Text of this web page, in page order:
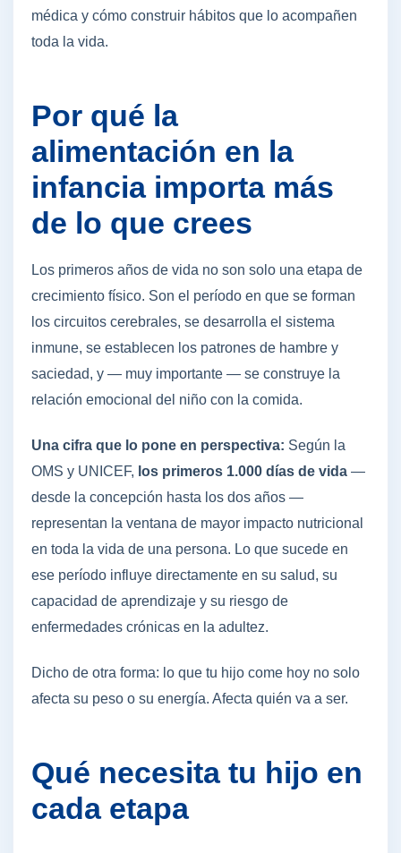
médica y cómo construir hábitos que lo acompañen
toda la vida.
Por qué la
alimentación en la
infancia importa más
de lo que crees
Los primeros años de vida no son solo una etapa de
crecimiento físico. Son el período en que se forman
los circuitos cerebrales, se desarrolla el sistema
inmune, se establecen los patrones de hambre y
saciedad, y — muy importante — se construye la
relación emocional del niño con la comida.
Una cifra que lo pone en perspectiva: Según la
OMS y UNICEF, los primeros 1.000 días de vida —
desde la concepción hasta los dos años —
representan la ventana de mayor impacto nutricional
en toda la vida de una persona. Lo que sucede en
ese período influye directamente en su salud, su
capacidad de aprendizaje y su riesgo de
enfermedades crónicas en la adultez.
Dicho de otra forma: lo que tu hijo come hoy no solo
afecta su peso o su energía. Afecta quién va a ser.
Qué necesita tu hijo en
cada etapa